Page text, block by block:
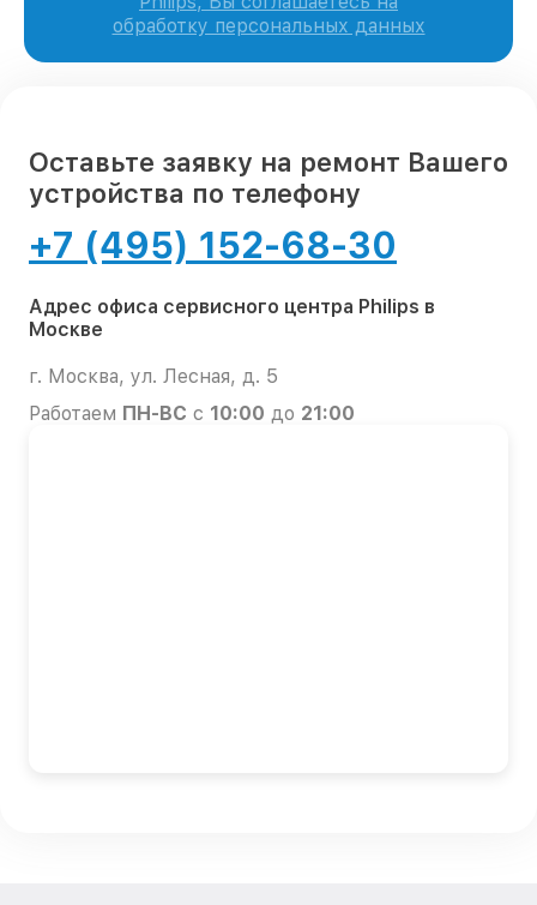
обработку персональных данных
Оставьте заявку на ремонт Вашего
устройства по телефону
+7 (495) 152-68-30
Адрес офиса сервисного центра Philips в
Москве
г. Москва, ул. Лесная, д. 5
Работаем ПН-ВС с 10:00 до 21:00